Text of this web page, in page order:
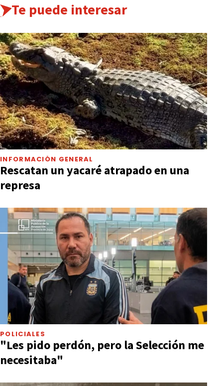
Te puede interesar
INFORMACIÓN GENERAL
Rescatan un yacaré atrapado en una
represa
POLICIALES
"Les pido perdón, pero la Selección me
necesitaba"